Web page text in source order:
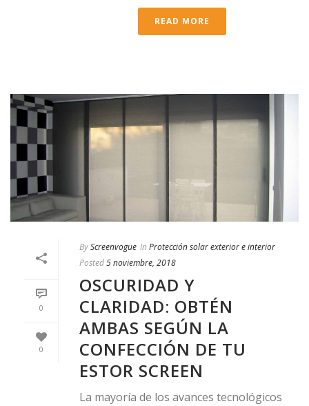
READ MORE
0
0
ByScreenvogue In Protección solar exterior e interior
Posted5 noviembre, 2018
OSCURIDAD Y
CLARIDAD: OBTÉN
AMBAS SEGÚN LA
CONFECCIÓN DE TU
ESTOR SCREEN
La mayoría de los avances tecnológicos